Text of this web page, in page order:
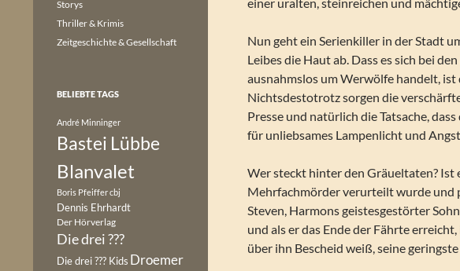
Nun geht ein Serienkiller in der Stadt
Leibes die Haut ab. Dass es sich bei
ausnahmslos um Werwölfe handelt,
Nichtsdestotrotz sorgen die
Presse und natürlich die Tatsache,
für unliebsames Lampenlicht und
Wer steckt hinter den Gräueltaten? Ist
Mehrfachmörder verurteilt wurde und
Steven, Harmons geistesgestörter
und als er das Ende der Fährte
über ihn Bescheid weiß, seine
Storys
Thriller & Krimis
Zeitgeschichte & Gesellschaft
BELIEBTE TAGS
André Minninger
Bastei Lübbe
Blanvalet
Boris Pfeiffercbj
Dennis Ehrhardt
Der Hörverlag
Die drei ???
Die drei ??? Kids Droemer